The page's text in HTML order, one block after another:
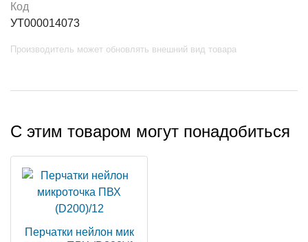
Код
УТ000014073
Производитель может обновлять внешний вид товара
С этим товаром могут понадобиться
Перчатки нейлон мик